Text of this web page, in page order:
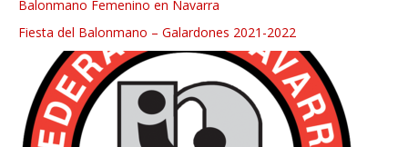
Balonmano Femenino en Navarra
Fiesta del Balonmano – Galardones 2021-2022